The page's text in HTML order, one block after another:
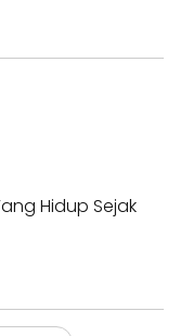
Hidup Sejak